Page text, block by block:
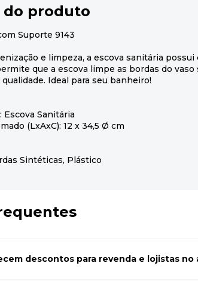
do produto
Suporte 9143
e limpeza, a escova sanitária
que a escova limpe as bordas do vaso
Ideal para seu banheiro!
Sanitária
(LxAxC): 12 x 34,5 Ø cm
Sintéticas, Plástico
descontos para revenda e lojistas no